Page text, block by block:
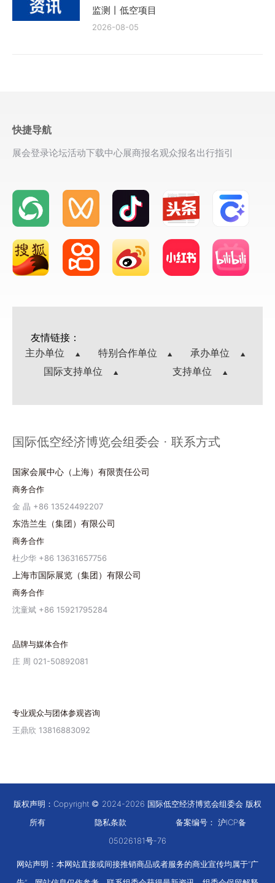
监测丨低空项目
2026-08-05
快捷导航
展会登录论坛活动下载中心展商报名观众报名出行指引
友情链接：
主办单位
特别合作单位
承办单位
国际支持单位
支持单位
国际低空经济博览会组委会 · 联系方式
国家会展中心（上海）有限责任公司
商务合作
金 晶 +86 13524492207
东浩兰生（集团）有限公司
商务合作
杜少华 +86 13631657756
上海市国际展览（集团）有限公司
商务合作
沈童斌 +86 15921795284
品牌与媒体合作
庄 周 021-50892081
专业观众与团体参观咨询
王鼎欣 13816883092
版权声明：Copyright
2024-2026 国际低空经济博览会组委会 版权
所有
隐私条款 备案编号： 沪ICP备
05026181号-76
网站声明：本网站直接或间接推销商品或者服务的商业宣传均属于“广